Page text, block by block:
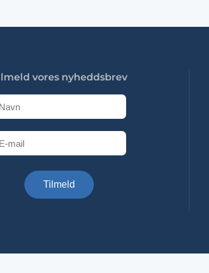
vores nyheddsbrev
Tilmeld